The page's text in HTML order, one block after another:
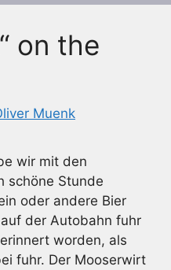
on the
Muenk
wir mit den
schöne Stunde
oder andere Bier
der Autobahn fuhr
worden, als
fuhr. Der Mooserwirt